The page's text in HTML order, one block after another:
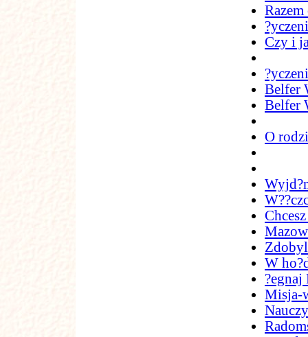
Czy i
Belfer
Belfer
O
W
?egnaj
Misja-